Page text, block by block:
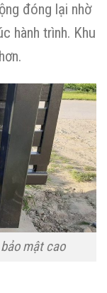
đóng lại nhờ
hành trình. Khu
mật cao